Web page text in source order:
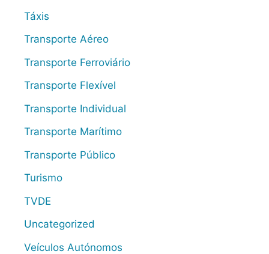
Táxis
Transporte Aéreo
Transporte Ferroviário
Transporte Flexível
Transporte Individual
Transporte Marítimo
Transporte Público
Turismo
TVDE
Uncategorized
Veículos Autónomos